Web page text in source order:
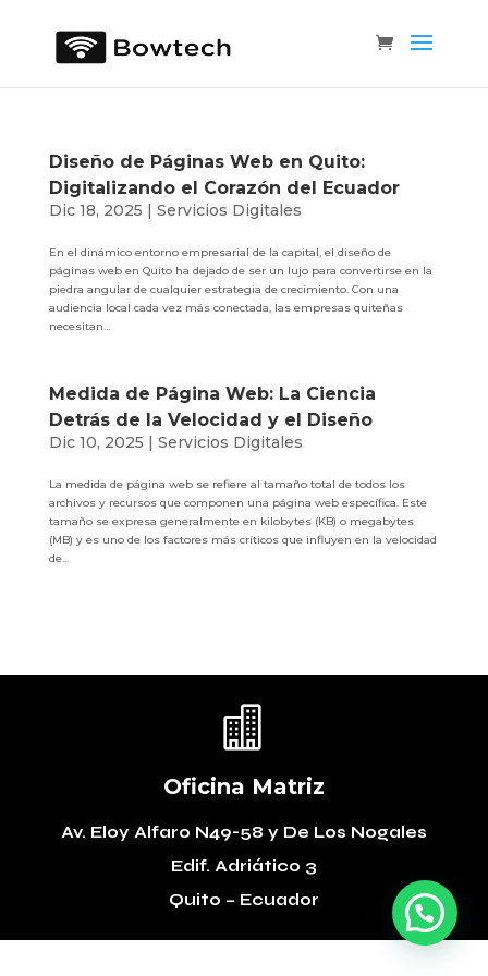
Diseño de Páginas Web en Quito:
Digitalizando el Corazón del Ecuador
Dic 18, 2025 | Servicios Digitales
En el dinámico entorno empresarial de la capital, el diseño de
páginas web en Quito ha dejado de ser un lujo para convertirse en la
piedra angular de cualquier estrategia de crecimiento. Con una
audiencia local cada vez más conectada, las empresas quiteñas
necesitan...
Medida de Página Web: La Ciencia
Detrás de la Velocidad y el Diseño
Dic 10, 2025 | Servicios Digitales
La medida de página web se refiere al tamaño total de todos los
archivos y recursos que componen una página web específica. Este
tamaño se expresa generalmente en kilobytes (KB) o megabytes
(MB) y es uno de los factores más críticos que influyen en la velocidad
de...

Oficina Matriz
Av. Eloy Alfaro N49-58 y De Los Nogales
Edif. Adriático 3
Quito – Ecuador